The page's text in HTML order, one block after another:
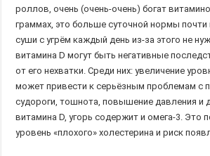
роллов, очень (очень-очень) богат
граммах, это больше суточной нормы почти
суши с угрём каждый день из-за этого не
витамина D могут быть негативные
от его нехватки. Среди них: увеличение
может привести к серьёзным проблемам с
судороги, тошнота, повышение давления и
витамина D, угорь содержит и омега-3. Это
уровень «плохого» холестерина и риск